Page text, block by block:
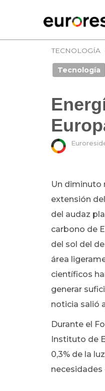
TECNOLOGÍA
Tecnología
Un diminuto
extensión
del audaz
carbono de
del sol del
área
científicos
generar
noticia salió
Durante el
Instituto de
0,3% de la
necesidades